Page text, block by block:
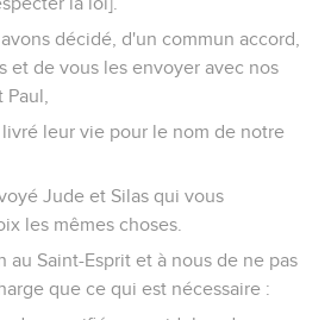
décidé, d'un commun accord,
et de vous les envoyer avec nos
leur vie pour le nom de notre
Jude et Silas qui vous
les mêmes choses.
au Saint-Esprit et à nous de ne pas
que ce qui est nécessaire :